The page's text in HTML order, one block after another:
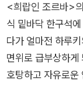
기도 전에 나비를
나비는 필사적으
어 갔다. 나는 나비
것은 없었다고 생
는 행위가 얼마나
바에 대한 생각과
까? 한마디로 조
는 내용이 무엇이
지만 조르바라는
에 나오는 ‘자유스
러한 조르바의 원
하기 시작했다. 조
단적이라, 그는 질
로 도끼로 왼손 새
사람으로서는 상상
<희랍인 조르바>
식 밑바닥 한구석
다가 얼마전 하루
면위로 급부상하게
호탕하고 자유로운